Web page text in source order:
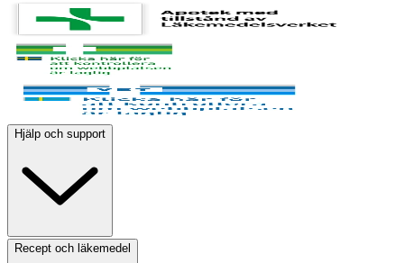
Hjälp och support
Recept och läkemedel